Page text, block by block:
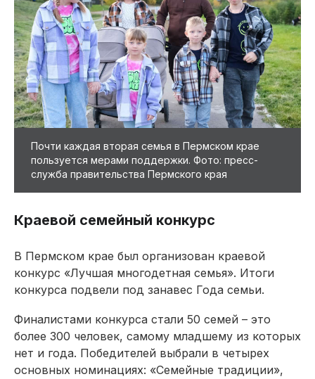
Почти каждая вторая семья в Пермском крае
пользуется мерами поддержки. Фото: пресс-
служба правительства Пермского края
Краевой семейный конкурс
В Пермском крае был организован краевой
конкурс «Лучшая многодетная семья». Итоги
конкурса подвели под занавес Года семьи.
Финалистами конкурса стали 50 семей – это
более 300 человек, самому младшему из которых
нет и года. Победителей выбрали в четырех
основных номинациях: «Семейные традиции»,